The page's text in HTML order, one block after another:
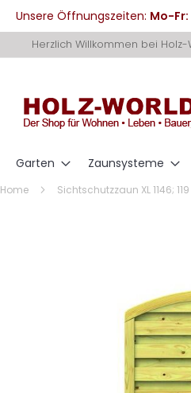
Unsere Öffnungszeiten: Mo-Fr:
zum
Herzlich Willkommen bei
Garten Zaunsysteme
Home Sichtschutzzaun XL 1146;